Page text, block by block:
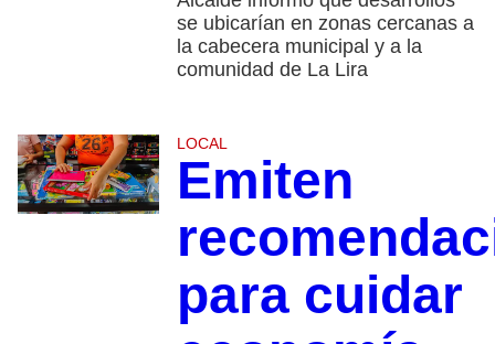
se ubicarían en zonas cercanas a
la cabecera municipal y a la
comunidad de La Lira
LOCAL
Emiten
para cuidar